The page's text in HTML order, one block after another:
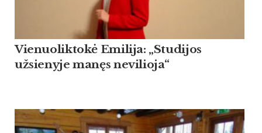
Vienuoliktokė Emilija: „Studijos
užsienyje manęs nevilioja“